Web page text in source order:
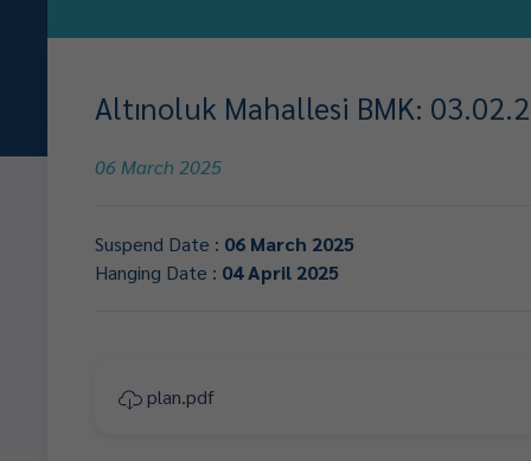
Altınoluk Mahallesi BMK:
06 March 2025
Suspend Date : 06 March 2025
Hanging Date : 04 April 2025
plan.pdf